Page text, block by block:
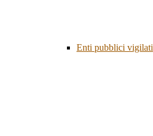
Enti pubblici vigilati